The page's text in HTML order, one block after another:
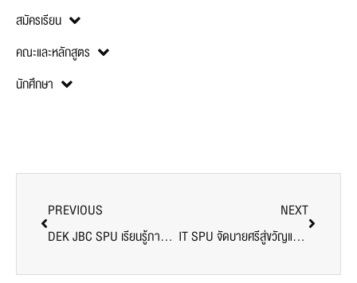
สมัครเรียน
คณะและหลักสูตร
นักศึกษา
PREVIOUS
DEK JBC SPU เรียนรู้ภาษาญี่ปุ่นด้วยความสุข ผ่านกิจกรรมสร้างสรรค์ “Japanese camp #3”
NEXT
IT SPU จัดบายศรีสู่ขวัญและฝากตัวเป็นศิษย์ นักศึกษาใหม่”65